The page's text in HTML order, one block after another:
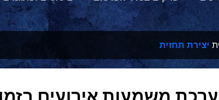
הצהרת נגישות
יצירת תחזית